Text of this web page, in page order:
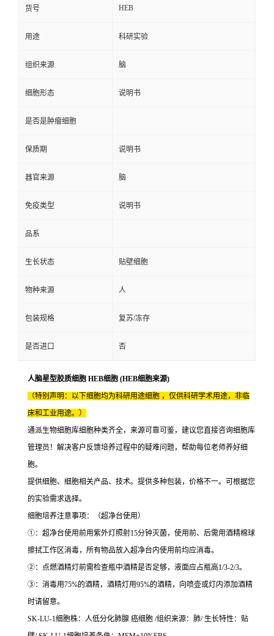
货号 HEB
用途 科研实验
组织来源 脑
细胞形态 说明书
是否是肿瘤细胞
保质期 说明书
器官来源 脑
免疫类型 说明书
品系
生长状态 贴壁细胞
物种来源 人
包装规格 复苏/冻存
是否进口 否
人脑星型胶质细胞 HEB细胞 (HEB细胞来源)
（特别声明：以下细胞均为科研用途细胞 ，仅供科研学术用途，非临
床和工业用途。）
通派生物细胞库细胞种类齐全，来源可靠可鉴，建议您直接咨询细胞库
管理员！解决客户反馈培养过程中的疑难问题，帮助每位老师养好细
胞。
提供细胞、细胞相关产品、技术。提供多种包装，价格不一。可根据您
的实验需求选择。
细胞培养注意事项：（超净台使用）
①：超净台使用前用紫外灯照射15分钟灭菌，使用前、后需用酒精棉球
擦拭工作区消毒，所有物品放入超净台内使用前均应消毒。
②：点燃酒精灯前需检查瓶中酒精是否足够，液面应占瓶高1/3-2/3。
③：消毒用75%的酒精，酒精灯用95%的酒精，向喷壶或灯内添加酒精
时请留意。
SK-LU-1细胞株：人低分化肺腺 癌细胞 /组织来源：肺/ 生长特性：贴